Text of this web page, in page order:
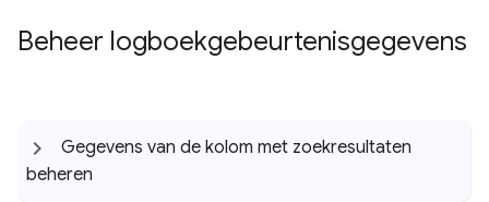
Beheer logboekgebeurtenisgegevens
Gegevens van de kolom met zoekresultaten
beheren